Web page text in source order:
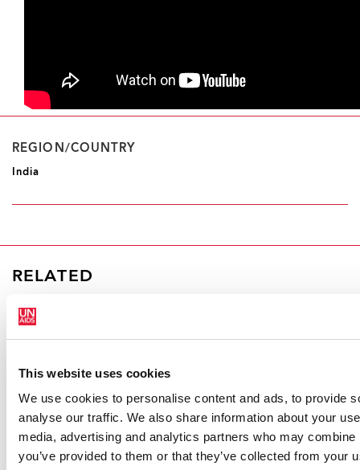
This website uses cookies
We use cookies to personalise content and ads, to provide
analyse our traffic. We also share information about your
media, advertising and analytics partners who may
you’ve provided to them or that they’ve collected from your
REGION/COUNTRY
India
RELATED